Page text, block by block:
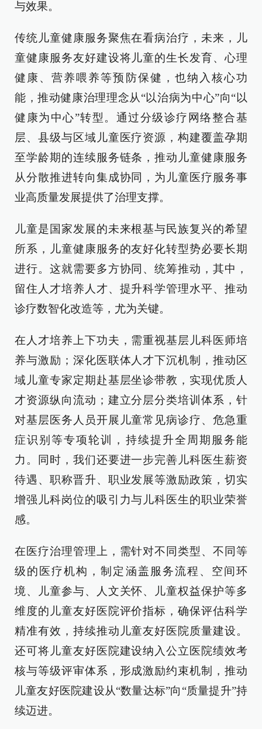
与效果。
传统儿童健康服务聚焦在看病治疗，未来，儿
童健康服务友好建设将儿童的生长发育、心理
健康、营养喂养等预防保健，也纳入核心功
能，推动健康治理理念从“以治病为中心”向“以
健康为中心”转型。通过分级诊疗网络整合基
层、县级与区域儿童医疗资源，构建覆盖孕期
至学龄期的连续服务链条，推动儿童健康服务
从分散推进转向集成协同，为儿童医疗服务事
业高质量发展提供了治理支撑。
儿童是国家发展的未来根基与民族复兴的希望
所系，儿童健康服务的友好化转型势必要长期
进行。这就需要多方协同、统筹推动，其中，
留住人才培养人才、提升科学管理水平、推动
诊疗数智化改造等，尤为关键。
在人才培养上下功夫，需重视基层儿科医师培
养与激励；深化医联体人才下沉机制，推动区
域儿童专家定期赴基层坐诊带教，实现优质人
才资源纵向流动；建立分层分类培训体系，针
对基层医务人员开展儿童常见病诊疗、危急重
症识别等专项轮训，持续提升全周期服务能
力。同时，我们还要进一步完善儿科医生薪资
待遇、职称晋升、职业发展等激励政策，切实
增强儿科岗位的吸引力与儿科医生的职业荣誉
感。
在医疗治理管理上，需针对不同类型、不同等
级的医疗机构，制定涵盖服务流程、空间环
境、儿童参与、人文关怀、儿童权益保护等多
维度的儿童友好医院评价指标，确保评估科学
精准有效，持续推动儿童友好医院质量建设。
还可将儿童友好医院建设纳入公立医院绩效考
核与等级评审体系，形成激励约束机制，推动
儿童友好医院建设从“数量达标”向“质量提升”持
续迈进。